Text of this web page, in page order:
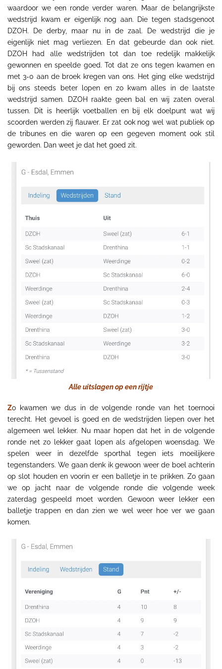
waardoor we een ronde verder waren. Maar de belangrijkste
wedstrijd kwam er eigenlijk nog aan. Die tegen stadsgenoot
DZOH. De derby, maar nu in de zaal. De wedstrijd die je
eigenlijk niet mag verliezen. En dat gebeurde dan ook niet.
DZOH had alle wedstrijden tot dan toe redelijk makkelijk
gewonnen en speelde goed. Tot dat ze ons tegen kwamen en
met 3-0 aan de broek kregen van ons. Het ging elke wedstrijd
bij ons steeds beter lopen en zo kwam alles in de laatste
wedstrijd samen. DZOH raakte geen bal en wij zaten overal
tussen. Dit is heerlijk voetballen en bij elk doelpunt wat wij
scoorden werden zij flauwer. Er zat ook nog wel wat publiek op
de tribunes en die waren op een gegeven moment ook stil
geworden. Dan weet je dat het goed zit.
Alle uitslagen op een rijtje
Zo kwamen we dus in de volgende ronde van het toernooi
terecht. Het gevoel is goed en de wedstrijden liepen over het
algemeen wel lekker. Nu maar hopen dat het in de volgende
ronde net zo lekker gaat lopen als afgelopen woensdag. We
spelen weer in dezelfde sporthal tegen iets moeilijkere
tegenstanders. We gaan denk ik gewoon weer de boel achterin
op slot houden en voorin er een balletje in te prikken. Zo gaan
we op jacht naar de volgende ronde die volgende week
zaterdag gespeeld moet worden. Gewoon weer lekker een
balletje trappen en dan zien we wel weer hoe ver we gaan
komen.